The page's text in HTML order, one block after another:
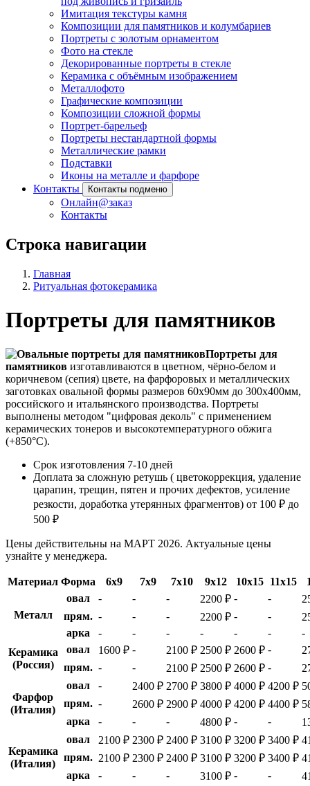
Имитация текстуры камня
Композиции для памятников и колумбариев
Портреты с золотым орнаментом
Фото на стекле
Декорированные портреты в стекле
Керамика с объёмным изображением
Металлофото
Графические композиции
Композиции сложной формы
Портрет-барельеф
Портреты нестандартной формы
Металлические рамки
Подставки
Иконы на металле и фарфоре
Контакты
Контакты подменю
Онлайн@заказ
Контакты
Строка навигации
Главная
Ритуальная фотокерамика
Портреты для памятников
Портреты для
памятников изготавливаются в цветном, чёрно-белом и
коричневом (сепия) цвете, на фарфоровых и металлических
заготовках овальной формы размеров 60х90мм до 300х400мм,
российского и итальянского производства. Портреты
выполнены методом "цифровая деколь" с применением
керамических тонеров и высокотемпературного обжига
(+850°С).
Срок изготовления 7-10 дней
Доплата за сложную ретушь ( цветокоррекция, удаление
царапин, трещин, пятен и прочих дефектов, усиление
резкости, доработка утерянных фрагментов) от 100 ₽ до
500 ₽
Цены действительны на МАРТ 2026. Актуальные цены
узнайте у менеджера.
Материал Форма 6х9 7х9 7х10 9х12 10х15 11х15
Металл
овал - - - 2200 ₽ - -
прям. - - - 2200 ₽ - -
арка
- - - - - -
-
Керамика
(Россия)
овал 1600 ₽ - 2100 ₽ 2500 ₽ 2600 ₽ -
прям. - - 2100 ₽ 2500 ₽ 2600 ₽ -
Фарфор
(Италия)
овал - 2400 ₽ 2700 ₽ 3800 ₽ 4000 ₽ 4200 ₽
прям. - 2600 ₽ 2900 ₽ 4000 ₽ 4200 ₽ 4400 ₽
арка
- - - 4800 ₽ - -
Керамика
(Италия)
овал 2100 ₽ 2300 ₽ 2400 ₽ 3100 ₽ 3200 ₽ 3400 ₽
прям. 2100 ₽ 2300 ₽ 2400 ₽ 3100 ₽ 3200 ₽ 3400 ₽
арка
- - - 3100 ₽ - -